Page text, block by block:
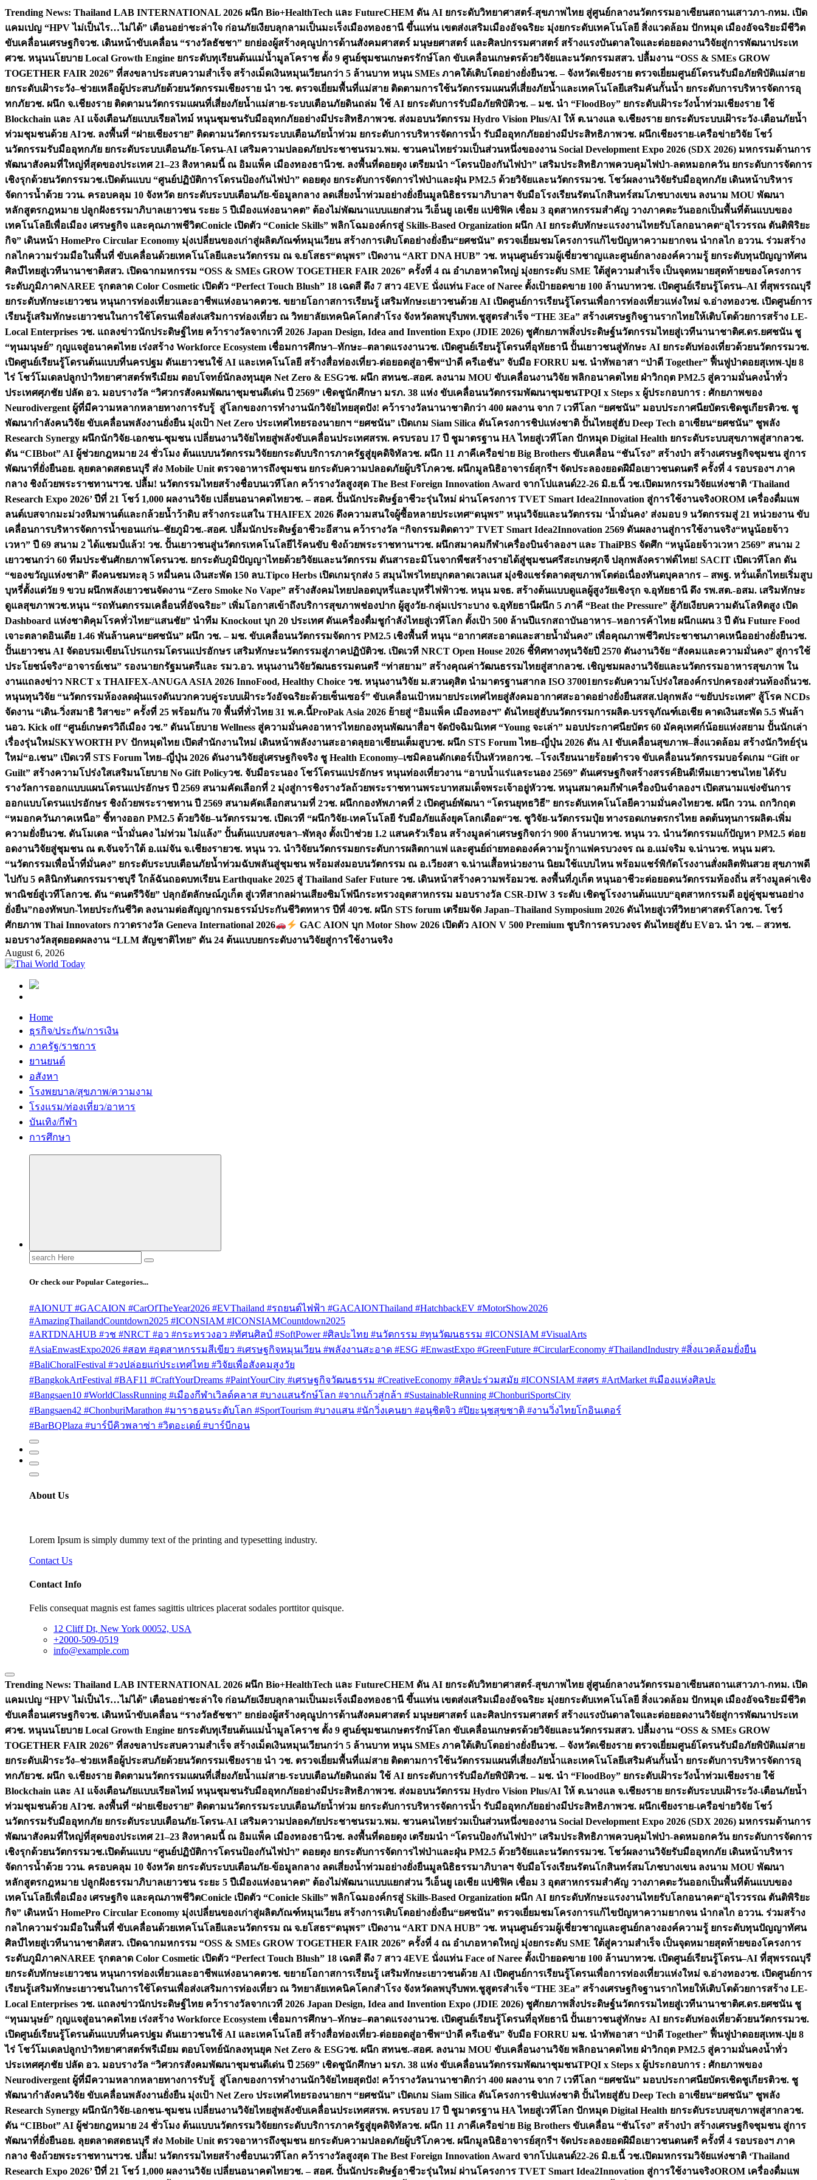
Skip
content
Trending News: Thailand LAB INTERNATIONAL 2026 ผนึก Bio+HealthTech และ FutureCHEM ดัน AI ยกระดับวิทยาศาสตร์-สุขภาพไทย สู่ศูนย์กลางนวัตกรรมอาเซียนสถานเสาวภา-กทม. เปิด
แคมเปญ “HPV ไม่เป็นไร…ไม่ได้” เตือนอย่าชะล่าใจ ก่อนภัยเงียบลุกลามเป็นมะเร็งเมืองทองธานี ขึ้นแท่น เขตส่งเสริมเมืองอัจฉริยะ มุ่งยกระดับเทคโนโลยี สิ่งแวดล้อม ปักหมุด เมืองอัจฉริยะมีชีวิต
ขับเคลื่อนเศรษฐกิจวช. เดินหน้าขับเคลื่อน “รางวัลธัชชา” ยกย่องผู้สร้างคุณูปการด้านสังคมศาสตร์ มนุษยศาสตร์ และศิลปกรรมศาสตร์ สร้างแรงบันดาลใจและต่อยอดงานวิจัยสู่การพัฒนาประเท
ศวช. หนุนนโยบาย Local Growth Engine ยกระดับทุเรียนต้นแม่น้ำมูลโคราช ตั้ง 9 ศูนย์ชุมชนเกษตรรักษ์โลก ขับเคลื่อนเกษตรด้วยวิจัยและนวัตกรรมสสว. ปลื้มงาน “OSS & SMEs GROW
TOGETHER FAIR 2026” ที่สงขลาประสบความสำเร็จ สร้างเม็ดเงินหมุนเวียนกว่า 5 ล้านบาท หนุน SMEs ภาคใต้เติบโตอย่างยั่งยืนวช. – จังหวัดเชียงราย ตรวจเยี่ยมศูนย์โดรนรับมือภัยพิบัติแม่สาย
ยกระดับเฝ้าระวัง–ช่วยเหลือผู้ประสบภัยด้วยนวัตกรรมเชียงราย นำ วช. ตรวจเยี่ยมพื้นที่แม่สาย ติดตามการใช้นวัตกรรมแผนที่เสี่ยงภัยน้ำและเทคโนโลยีเสริมคันกั้นน้ำ ยกระดับการบริหารจัดการอุ
ทกภัยวช. ผนึก จ.เชียงราย ติดตามนวัตกรรมแผนที่เสี่ยงภัยน้ำแม่สาย-ระบบเตือนภัยดินถล่ม ใช้ AI ยกระดับการรับมือภัยพิบัติวช. – มช. นำ “FloodBoy” ยกระดับเฝ้าระวังน้ำท่วมเชียงราย ใช้
Blockchain และ AI แจ้งเตือนภัยแบบเรียลไทม์ หนุนชุมชนรับมืออุทกภัยอย่างมีประสิทธิภาพวช. ส่งมอบนวัตกรรม Hydro Vision Plus/AI ให้ ต.นางแล จ.เชียงราย ยกระดับระบบเฝ้าระวัง-เตือนภัยน้ำ
ท่วมชุมชนด้วย AIวช. ลงพื้นที่ “ฝายเชียงราย” ติดตามนวัตกรรมระบบเตือนภัยน้ำท่วม ยกระดับการบริหารจัดการน้ำ รับมืออุทกภัยอย่างมีประสิทธิภาพวช. ผนึกเชียงราย-เครือข่ายวิจัย โชว์
นวัตกรรมรับมืออุทกภัย ยกระดับระบบเตือนภัย-โดรน-AI เสริมความปลอดภัยประชาชนรมว.พม. ชวนคนไทยร่วมเป็นส่วนหนึ่งของงาน Social Development Expo 2026 (SDX 2026) มหกรรมด้านการ
พัฒนาสังคมที่ใหญ่ที่สุดของประเทศ 21–23 สิงหาคมนี้ ณ อิมแพ็ค เมืองทองธานีวช. ลงพื้นที่ดอยตุง เตรียมนำ “โดรนป้องกันไฟป่า” เสริมประสิทธิภาพควบคุมไฟป่า-ลดหมอกควัน ยกระดับการจัดการ
เชิงรุกด้วยนวัตกรรมวช.เปิดต้นแบบ “ศูนย์ปฏิบัติการโดรนป้องกันไฟป่า” ดอยตุง ยกระดับการจัดการไฟป่าและฝุ่น PM2.5 ด้วยวิจัยและนวัตกรรมวช. โชว์ผลงานวิจัยรับมืออุทกภัย เดินหน้าบริหาร
จัดการน้ำด้วย ววน. ครอบคลุม 10 จังหวัด ยกระดับระบบเตือนภัย-ข้อมูลกลาง ลดเสี่ยงน้ำท่วมอย่างยั่งยืนมูลนิธิธรรมาภิบาลฯ จับมือโรงเรียนรัตนโกสินทร์สมโภชบางเขน ลงนาม MOU พัฒนา
หลักสูตรกฎหมาย ปลูกฝังธรรมาภิบาลเยาวชน ระยะ 5 ปีเมืองแห่งอนาคต” ต้องไม่พัฒนาแบบแยกส่วน วีเอ็นยู เอเชีย แปซิฟิค เชื่อม 3 อุตสาหกรรมสำคัญ วางภาคตะวันออกเป็นพื้นที่ต้นแบบของ
เทคโนโลยีเพื่อเมือง เศรษฐกิจ และคุณภาพชีวิตConicle เปิดตัว “Conicle Skills” พลิกโฉมองค์กรสู่ Skills-Based Organization ผนึก AI ยกระดับทักษะแรงงานไทยรับโลกอนาคต“อุไรวรรณ ตันติพิริยะ
กิจ” เดินหน้า HomePro Circular Economy มุ่งเปลี่ยนของเก่าสู่ผลิตภัณฑ์หมุนเวียน สร้างการเติบโตอย่างยั่งยืน“ยศชนัน” ตรวจเยี่ยมชมโครงการแก้ไขปัญหาความยากจน นำกลไก อววน. ร่วมสร้าง
กลไกความร่วมมือในพื้นที่ ขับเคลื่อนด้วยเทคโนโลยีและนวัตกรรม ณ จ.ยโสธร“ดนุพร” เปิดงาน “ART DNA HUB” วช. หนุนศูนย์รวมผู้เชี่ยวชาญและศูนย์กลางองค์ความรู้ ยกระดับทุนปัญญาทัศน
ศิลป์ไทยสู่เวทีนานาชาติสสว. เปิดฉากมหกรรม “OSS & SMEs GROW TOGETHER FAIR 2026” ครั้งที่ 4 ณ อำเภอหาดใหญ่ มุ่งยกระดับ SME ใต้สู่ความสำเร็จ เป็นจุดหมายสุดท้ายของโครงการ
ระดับภูมิภาคNAREE รุกตลาด Color Cosmetic เปิดตัว “Perfect Touch Blush” 18 เฉดสี ดึง 7 สาว 4EVE นั่งแท่น Face of Naree ตั้งเป้ายอดขาย 100 ล้านบาทวช. เปิดศูนย์เรียนรู้โดรน–AI ที่สุพรรณบุรี
ยกระดับทักษะเยาวชน หนุนการท่องเที่ยวและอาชีพแห่งอนาคตวช. ขยายโอกาสการเรียนรู้ เสริมทักษะเยาวชนด้วย AI เปิดศูนย์การเรียนรู้โดรนเพื่อการท่องเที่ยวแห่งใหม่ จ.อ่างทองวช. เปิดศูนย์การ
เรียนรู้เสริมทักษะเยาวชนในการใช้โดรนเพื่อส่งเสริมการท่องเที่ยว ณ วิทยาลัยเทคนิคโคกสำโรง จังหวัดลพบุรีบพท.ชูสูตรสำเร็จ “THE 3Ea” สร้างเศรษฐกิจฐานรากไทยให้เติบโตด้วยการสร้าง LE-
Local Enterprises วช. แถลงข่าวนักประดิษฐ์ไทย คว้ารางวัลจากเวที 2026 Japan Design, Idea and Invention Expo (JDIE 2026) ชูศักยภาพสิ่งประดิษฐ์นวัตกรรมไทยสู่เวทีนานาชาติศ.ดร.ยศชนัน ชู
“ทุนมนุษย์” กุญแจสู่อนาคตไทย เร่งสร้าง Workforce Ecosystem เชื่อมการศึกษา–ทักษะ–ตลาดแรงงานวช. เปิดศูนย์เรียนรู้โดรนที่อุทัยธานี ปั้นเยาวชนสู่ทักษะ AI ยกระดับท่องเที่ยวด้วยนวัตกรรมวช.
เปิดศูนย์เรียนรู้โดรนต้นแบบที่นครปฐม ดันเยาวชนใช้ AI และเทคโนโลยี สร้างสื่อท่องเที่ยว-ต่อยอดสู่อาชีพ“ป่าดี ครีเอชัน” จับมือ FORRU มช. นำทัพอาสา “ป่าดี Together” ฟื้นฟูป่าดอยสุเทพ-ปุย 8
ไร่ โชว์โมเดลปลูกป่าวิทยาศาสตร์พรีเมียม ตอบโจทย์นักลงทุนยุค Net Zero & ESGวช. ผนึก สทนช.-สอศ. ลงนาม MOU ขับเคลื่อนงานวิจัย พลิกอนาคตไทย ฝ่าวิกฤต PM2.5 สู่ความมั่นคงน้ำทั่ว
ประเทศศุภชัย ปลัด อว. มอบรางวัล “วิศวกรสังคมพัฒนาชุมชนดีเด่น ปี 2569” เชิดชูนักศึกษา มรภ. 38 แห่ง ขับเคลื่อนนวัตกรรมพัฒนาชุมชนTPQI x Steps x ผู้ประกอบการ : ศักยภาพของ
Neurodivergent ผู้ที่มีความหลากหลายทางการรับรู้ สู่โลกของการทำงานนักวิจัยไทยสุดปัง! คว้ารางวัลนานาชาติกว่า 400 ผลงาน จาก 7 เวทีโลก “ยศชนัน” มอบประกาศนียบัตรเชิดชูเกียรติวช. ชู
พัฒนากำลังคนวิจัย ขับเคลื่อนพลังงานยั่งยืน มุ่งเป้า Net Zero ประเทศไทยรองนายกฯ “ยศชนัน” เปิดเกม Siam Silica ดันโครงการชิปแห่งชาติ ปั้นไทยสู่ฮับ Deep Tech อาเซียน“ยศชนัน” ชูพลัง
Research Synergy ผนึกนักวิจัย-เอกชน-ชุมชน เปลี่ยนงานวิจัยไทยสู่พลังขับเคลื่อนประเทศสรพ. ครบรอบ 17 ปี ชูมาตรฐาน HA ไทยสู่เวทีโลก ปักหมุด Digital Health ยกระดับระบบสุขภาพสู่สากลวช.
ดัน “CIBbot” AI ผู้ช่วยกฎหมาย 24 ชั่วโมง ต้นแบบนวัตกรรมวิจัยยกระดับบริการภาครัฐสู่ยุคดิจิทัลวช. ผนึก 11 ภาคีเครือข่าย Big Brothers ขับเคลื่อน “ชันโรง” สร้างป่า สร้างเศรษฐกิจชุมชน สู่การ
พัฒนาที่ยั่งยืนอย. ลุยตลาดสดธนบุรี ส่ง Mobile Unit ตรวจอาหารถึงชุมชน ยกระดับความปลอดภัยผู้บริโภควช. ผนึกมูลนิธิอาจารย์สุกรีฯ จัดประลองยอดฝีมือเยาวชนดนตรี ครั้งที่ 4 รอบรองฯ ภาค
กลาง ชิงถ้วยพระราชทานฯวช. ปลื้ม! นวัตกรรมไทยสร้างชื่อบนเวทีโลก คว้ารางวัลสูงสุด The Best Foreign Innovation Award จากโปแลนด์22-26 มิ.ย.นี้ วช.เปิดมหกรรมวิจัยแห่งชาติ ‘Thailand
Research Expo 2026’ ปีที่ 21 โชว์ 1,000 ผลงานวิจัย เปลี่ยนอนาคตไทยวช. – สอศ. ปั้นนักประดิษฐ์อาชีวะรุ่นใหม่ ผ่านโครงการ TVET Smart Idea2Innovation สู่การใช้งานจริงOROM เครื่องดื่มแพ
ลนต์เบสจากมะม่วงหิมพานต์และกล้วยน้ำว้าดิบ สร้างกระแสใน THAIFEX 2026 ดึงความสนใจผู้ซื้อหลายประเทศ“ดนุพร” หนุนวิจัยและนวัตกรรม ‘น้ำมั่นคง’ ส่งมอบ 9 นวัตกรรมสู่ 21 หน่วยงาน ขับ
เคลื่อนการบริหารจัดการน้ำขอนแก่น–ชัยภูมิวช.-สอศ. ปลื้มนักประดิษฐ์อาชีวะอีสาน คว้ารางวัล “กิจกรรมติดดาว” TVET Smart Idea2Innovation 2569 ดันผลงานสู่การใช้งานจริง“หนูน้อยจ้าว
เวหา” ปี 69 สนาม 2 ได้แชมป์แล้ว! วช. ปั้นเยาวชนสู่นวัตกรเทคโนโลยีไร้คนขับ ชิงถ้วยพระราชทานฯวช. ผนึกสมาคมกีฬาเครื่องบินจำลองฯ และ ThaiPBS จัดศึก “หนูน้อยจ้าวเวหา 2569” สนาม 2
เยาวชนกว่า 60 ทีมประชันศักยภาพโดรนวช. ยกระดับภูมิปัญญาไทยด้วยวิจัยและนวัตกรรม ดันสารอะมิโนจากพืชสร้างรายได้สู่ชุมชนศรีสะเกษศุภจี ปลุกพลังคราฟต์ไทย! SACIT เปิดเวทีโลก ดัน
“ของขวัญแห่งชาติ” ดึงคนชมทะลุ 5 หมื่นคน เงินสะพัด 150 ลบ.Tipco Herbs เปิดเกมรุกส่ง 5 สมุนไพรไทยบุกตลาดเวลเนส มุ่งชิงแชร์ตลาดสุขภาพโตต่อเนื่องทันตบุคลากร – สพฐ. หวั่นเด็กไทยเริ่มสูบ
บุหรี่ตั้งแต่วัย 9 ขวบ ผนึกพลังเยาวชนจัดงาน “Zero Smoke No Vape” สร้างสังคมไทยปลอดบุหรี่และบุหรี่ไฟฟ้าวช. หนุน มจธ. สร้างต้นแบบดูแลผู้สูงวัยเชิงรุก จ.อุทัยธานี ดึง รพ.สต.-อสม. เสริมทักษะ
ดูแลสุขภาพวช.หนุน “รถทันตกรรมเคลื่อนที่อัจฉริยะ” เพิ่มโอกาสเข้าถึงบริการสุขภาพช่องปาก ผู้สูงวัย-กลุ่มเปราะบาง จ.อุทัยธานีผนึก 5 ภาคี “Beat the Pressure” สู้ภัยเงียบความดันโลหิตสูง เปิด
Dashboard แห่งชาติคุมโรคทั่วไทย“แสนชัย” นำทีม Knockout บุก 20 ประเทศ ดันเครื่องดื่มชูกำลังไทยสู่เวทีโลก ตั้งเป้า 500 ล้านปีแรกสถาบันอาหาร–หอการค้าไทย ผนึกแผน 3 ปี ดัน Future Food
เจาะตลาดอินเดีย 1.46 พันล้านคน“ยศชนัน” ผนึก วช. – มช. ขับเคลื่อนนวัตกรรมจัดการ PM2.5 เชิงพื้นที่ หนุน “อากาศสะอาดและสายน้ำมั่นคง” เพื่อคุณภาพชีวิตประชาชนภาคเหนืออย่างยั่งยืนวช.
ปั้นเยาวชน AI จัดอบรมเขียนโปรแกรมโดรนแปรอักษร เสริมทักษะนวัตกรรมสู่ภาคปฏิบัติวช. เปิดเวที NRCT Open House 2026 ชี้ทิศทางทุนวิจัยปี 2570 ดันงานวิจัย “สังคมและความมั่นคง” สู่การใช้
ประโยชน์จริง“อาจารย์เชน” รองนายกรัฐมนตรีและ รมว.อว. หนุนงานวิจัยวัฒนธรรมดนตรี “ท่าสยาม” สร้างคุณค่าวัฒนธรรมไทยสู่สากลวช. เชิญชมผลงานวิจัยและนวัตกรรมอาหารสุขภาพ ใน
งานแถลงข่าว NRCT x THAIFEX-ANUGA ASIA 2026 InnoFood, Healthy Choice วช. หนุนงานวิจัย ม.สวนดุสิต นำมาตรฐานสากล ISO 37001ยกระดับความโปร่งใสองค์กรปกครองส่วนท้องถิ่นวช.
หนุนทุนวิจัย “นวัตกรรมห้องลดฝุ่นแรงดันบวกควบคู่ระบบเฝ้าระวังอัจฉริยะด้วยเซ็นเซอร์” ขับเคลื่อนเป้าหมายประเทศไทยสู่สังคมอากาศสะอาดอย่างยั่งยืนสสส.ปลุกพลัง “ขยับประเทศ” สู้โรค NCDs
จัดงาน “เดิน-วิ่งสมาธิ วิสาขะ” ครั้งที่ 25 พร้อมกัน 70 พื้นที่ทั่วไทย 31 พ.ค.นี้ProPak Asia 2026 ย้ายสู่ “อิมแพ็ค เมืองทองฯ” ดันไทยสู่ฮับนวัตกรรมการผลิต-บรรจุภัณฑ์เอเชีย คาดเงินสะพัด 5.5 พันล้า
นอว. Kick off “ศูนย์เกษตรวิถีเมือง วช.” ดันนโยบาย Wellness สู่ความมั่นคงอาหารไทยกองทุนพัฒนาสื่อฯ จัดปัจฉิมนิเทศ “Young จะเล่า” มอบประกาศนียบัตร 60 มัคคุเทศก์น้อยแห่งสยาม ปั้นนักเล่า
เรื่องรุ่นใหม่SKYWORTH PV ปักหมุดไทย เปิดสำนักงานใหม่ เดินหน้าพลังงานสะอาดลุยอาเซียนเต็มสูบวช. ผนึก STS Forum ไทย–ญี่ปุ่น 2026 ดัน AI ขับเคลื่อนสุขภาพ–สิ่งแวดล้อม สร้างนักวิทย์รุ่น
ใหม่“อ.เชน” เปิดเวที STS Forum ไทย–ญี่ปุ่น 2026 ดันงานวิจัยสู่เศรษฐกิจจริง ชู Health Economy–เซมิคอนดักเตอร์เป็นหัวหอกวช. –โรงเรียนนายร้อยตำรวจ ขับเคลื่อนนวัตกรรมบอร์ดเกม “Gift or
Guilt” สร้างความโปร่งใสเสริมนโยบาย No Gift Policyวช. จับมือระนอง โชว์โดรนแปรอักษร หนุนท่องเที่ยวงาน “อาบน้ำแร่แลระนอง 2569” ดันเศรษฐกิจสร้างสรรค์ยินดี!ทีมเยาวชนไทย ได้รับ
รางวัลการออกแบบแผนโดรนแปรอักษร ปี 2569 สนามคัดเลือกที่ 2 มุ่งสู่การชิงรางวัลถ้วยพระราชทานพระบาทสมเด็จพระเจ้าอยู่หัววช. หนุนสมาคมกีฬาเครื่องบินจำลองฯ เปิดสนามแข่งขันการ
ออกแบบโดรนแปรอักษร ชิงถ้วยพระราชทาน ปี 2569 สนามคัดเลือกสนามที่ 2วช. ผนึกกองทัพภาคที่ 2 เปิดศูนย์พัฒนา “โดรนยุทธวิธี” ยกระดับเทคโนโลยีความมั่นคงไทยวช. ผนึก ววน. ถกวิกฤต
“หมอกควันภาคเหนือ” ชี้ทางออก PM2.5 ด้วยวิจัย–นวัตกรรมวช. เปิดเวที “ผนึกวิจัย-เทคโนโลยี รับมือภัยแล้งยุคโลกเดือด“วช. ชูวิจัย-นวัตกรรมปุ๋ย ทางรอดเกษตรกรไทย ลดต้นทุนการผลิต-เพิ่ม
ความยั่งยืนวช. ดันโมเดล “น้ำมั่นคง ไม่ท่วม ไม่แล้ง” ปั้นต้นแบบสงขลา–พัทลุง ตั้งเป้าช่วย 1.2 แสนครัวเรือน สร้างมูลค่าเศรษฐกิจกว่า 900 ล้านบาทวช. หนุน วว. นำนวัตกรรมแก้ปัญหา PM2.5 ต่อย
อดงานวิจัยสู่ชุมชน ณ ต.จันจว้าใต้ อ.แม่จัน จ.เชียงรายวช. หนุน วว. นำวิจัยนวัตกรรมยกระดับการผลิตกาแฟ และศูนย์ถ่ายทอดองค์ความรู้กาแฟครบวงจร ณ อ.แม่จริม จ.น่านวช. หนุน มศว.
“นวัตกรรมเพื่อน้ำที่มั่นคง” ยกระดับระบบเตือนภัยน้ำท่วมฉับพลันสู่ชุมชน พร้อมส่งมอบนวัตกรรม ณ อ.เวียงสา จ.น่านเสื้อหน่วยงาน นิยมใช้แบบไหน พร้อมแชร์พิกัดโรงงานสั่งผลิตฟันสวย สุขภาพดี
ไปกับ 5 คลินิกทันตกรรมราชบุรี ใกล้ฉันถอดบทเรียน Earthquake 2025 สู่ Thailand Safer Future วช. เดินหน้าสร้างความพร้อมวช. ลงพื้นที่ภูเก็ต หนุนอาชีวะต่อยอดนวัตกรรมท้องถิ่น สร้างมูลค่าเชิง
พาณิชย์สู่เวทีโลกวช. ดัน “ดนตรีวิจัย” ปลุกอัตลักษณ์ภูเก็ต สู่เวทีสากลผ่านเสียงซิมโฟนีกระทรวงอุตสาหกรรม มอบรางวัล CSR-DIW 3 ระดับ เชิดชูโรงงานต้นแบบ“อุตสาหกรรมดี อยู่คู่ชุมชนอย่าง
ยั่งยืน”กองทัพบก-ไทยประกันชีวิต ลงนามต่อสัญญากรมธรรม์ประกันชีวิตทหาร ปีที่ 40วช. ผนึก STS forum เตรียมจัด Japan–Thailand Symposium 2026 ดันไทยสู่เวทีวิทยาศาสตร์โลกวช. โชว์
ศักยภาพ Thai Innovators กวาดรางวัล Geneva International 2026
GAC AION บุก Motor Show 2026 เปิดตัว AION V 500 Premium ชูบริการครบวงจร ดันไทยสู่ฮับ EVอว. นำ วช. – สวทช.
มอบรางวัลสุดยอดผลงาน “LLM สัญชาติไทย” ดัน 24 ต้นแบบยกระดับงานวิจัยสู่การใช้งานจริง
August 6, 2026
Home
ธุรกิจ/ประกัน/การเงิน
ภาครัฐ/ราชการ
ยานยนต์
อสังหา
โรงพยบาล/สุขภาพ/ความงาม
โรงแรม/ท่องเที่ยว/อาหาร
บันเทิง/กีฬา
การศึกษา
Search
for:
Or check our Popular Categories...
#AIONUT #GACAION #CarOfTheYear2026 #EVThailand #รถยนต์ไฟฟ้า #GACAIONThailand #HatchbackEV #MotorShow2026
#AmazingThailandCountdown2025 #ICONSIAM #ICONSIAMCountdown2025
#ARTDNAHUB #วช #NRCT #อว #กระทรวงอว #ทัศนศิลป์ #SoftPower #ศิลปะไทย #นวัตกรรม #ทุนวัฒนธรรม #ICONSIAM #VisualArts
#AsiaEnwastExpo2026 #สอท #อุตสาหกรรมสีเขียว #เศรษฐกิจหมุนเวียน #พลังงานสะอาด #ESG #EnwastExpo #GreenFuture #CircularEconomy #ThailandIndustry #สิ่งแวดล้อมยั่งยืน
#BaliChoralFestival #วงปล่อยแก่ประเทศไทย #วิจัยเพื่อสังคมสูงวัย
#BangkokArtFestival #BAF11 #CraftYourDreams #PaintYourCity #เศรษฐกิจวัฒนธรรม #CreativeEconomy #ศิลปะร่วมสมัย #ICONSIAM #สศร #ArtMarket #เมืองแห่งศิลปะ
#Bangsaen10 #WorldClassRunning #เมืองกีฬาเวิลด์คลาส #บางแสนรักษ์โลก #จากแก้วสู่กล้า #SustainableRunning #ChonburiSportsCity
#Bangsaen42 #ChonburiMarathon #มาราธอนระดับโลก #SportTourism #บางแสน #นักวิ่งเคนยา #อนุชิตจิว #ปิยะนุชสุขชาติ #งานวิ่งไทยโกอินเตอร์
#BarBQPlaza #บาร์บีคิวพลาซ่า #วิตอะเดย์ #บาร์บีกอน
About Us
Lorem Ipsum is simply dummy text of the printing and typesetting industry.
Contact Us
Contact Info
Felis consequat magnis est fames sagittis ultrices placerat sodales porttitor quisque.
12 Cliff Dt, New York 00052, USA
+2000-509-0519
info@example.com
Trending News: Thailand LAB INTERNATIONAL 2026 ผนึก Bio+HealthTech และ FutureCHEM ดัน AI ยกระดับวิทยาศาสตร์-สุขภาพไทย สู่ศูนย์กลางนวัตกรรมอาเซียนสถานเสาวภา-กทม. เปิด
แคมเปญ “HPV ไม่เป็นไร…ไม่ได้” เตือนอย่าชะล่าใจ ก่อนภัยเงียบลุกลามเป็นมะเร็งเมืองทองธานี ขึ้นแท่น เขตส่งเสริมเมืองอัจฉริยะ มุ่งยกระดับเทคโนโลยี สิ่งแวดล้อม ปักหมุด เมืองอัจฉริยะมีชีวิต
ขับเคลื่อนเศรษฐกิจวช. เดินหน้าขับเคลื่อน “รางวัลธัชชา” ยกย่องผู้สร้างคุณูปการด้านสังคมศาสตร์ มนุษยศาสตร์ และศิลปกรรมศาสตร์ สร้างแรงบันดาลใจและต่อยอดงานวิจัยสู่การพัฒนาประเท
ศวช. หนุนนโยบาย Local Growth Engine ยกระดับทุเรียนต้นแม่น้ำมูลโคราช ตั้ง 9 ศูนย์ชุมชนเกษตรรักษ์โลก ขับเคลื่อนเกษตรด้วยวิจัยและนวัตกรรมสสว. ปลื้มงาน “OSS & SMEs GROW
TOGETHER FAIR 2026” ที่สงขลาประสบความสำเร็จ สร้างเม็ดเงินหมุนเวียนกว่า 5 ล้านบาท หนุน SMEs ภาคใต้เติบโตอย่างยั่งยืนวช. – จังหวัดเชียงราย ตรวจเยี่ยมศูนย์โดรนรับมือภัยพิบัติแม่สาย
ยกระดับเฝ้าระวัง–ช่วยเหลือผู้ประสบภัยด้วยนวัตกรรมเชียงราย นำ วช. ตรวจเยี่ยมพื้นที่แม่สาย ติดตามการใช้นวัตกรรมแผนที่เสี่ยงภัยน้ำและเทคโนโลยีเสริมคันกั้นน้ำ ยกระดับการบริหารจัดการอุ
ทกภัยวช. ผนึก จ.เชียงราย ติดตามนวัตกรรมแผนที่เสี่ยงภัยน้ำแม่สาย-ระบบเตือนภัยดินถล่ม ใช้ AI ยกระดับการรับมือภัยพิบัติวช. – มช. นำ “FloodBoy” ยกระดับเฝ้าระวังน้ำท่วมเชียงราย ใช้
Blockchain และ AI แจ้งเตือนภัยแบบเรียลไทม์ หนุนชุมชนรับมืออุทกภัยอย่างมีประสิทธิภาพวช. ส่งมอบนวัตกรรม Hydro Vision Plus/AI ให้ ต.นางแล จ.เชียงราย ยกระดับระบบเฝ้าระวัง-เตือนภัยน้ำ
ท่วมชุมชนด้วย AIวช. ลงพื้นที่ “ฝายเชียงราย” ติดตามนวัตกรรมระบบเตือนภัยน้ำท่วม ยกระดับการบริหารจัดการน้ำ รับมืออุทกภัยอย่างมีประสิทธิภาพวช. ผนึกเชียงราย-เครือข่ายวิจัย โชว์
นวัตกรรมรับมืออุทกภัย ยกระดับระบบเตือนภัย-โดรน-AI เสริมความปลอดภัยประชาชนรมว.พม. ชวนคนไทยร่วมเป็นส่วนหนึ่งของงาน Social Development Expo 2026 (SDX 2026) มหกรรมด้านการ
พัฒนาสังคมที่ใหญ่ที่สุดของประเทศ 21–23 สิงหาคมนี้ ณ อิมแพ็ค เมืองทองธานีวช. ลงพื้นที่ดอยตุง เตรียมนำ “โดรนป้องกันไฟป่า” เสริมประสิทธิภาพควบคุมไฟป่า-ลดหมอกควัน ยกระดับการจัดการ
เชิงรุกด้วยนวัตกรรมวช.เปิดต้นแบบ “ศูนย์ปฏิบัติการโดรนป้องกันไฟป่า” ดอยตุง ยกระดับการจัดการไฟป่าและฝุ่น PM2.5 ด้วยวิจัยและนวัตกรรมวช. โชว์ผลงานวิจัยรับมืออุทกภัย เดินหน้าบริหาร
จัดการน้ำด้วย ววน. ครอบคลุม 10 จังหวัด ยกระดับระบบเตือนภัย-ข้อมูลกลาง ลดเสี่ยงน้ำท่วมอย่างยั่งยืนมูลนิธิธรรมาภิบาลฯ จับมือโรงเรียนรัตนโกสินทร์สมโภชบางเขน ลงนาม MOU พัฒนา
หลักสูตรกฎหมาย ปลูกฝังธรรมาภิบาลเยาวชน ระยะ 5 ปีเมืองแห่งอนาคต” ต้องไม่พัฒนาแบบแยกส่วน วีเอ็นยู เอเชีย แปซิฟิค เชื่อม 3 อุตสาหกรรมสำคัญ วางภาคตะวันออกเป็นพื้นที่ต้นแบบของ
เทคโนโลยีเพื่อเมือง เศรษฐกิจ และคุณภาพชีวิตConicle เปิดตัว “Conicle Skills” พลิกโฉมองค์กรสู่ Skills-Based Organization ผนึก AI ยกระดับทักษะแรงงานไทยรับโลกอนาคต“อุไรวรรณ ตันติพิริยะ
กิจ” เดินหน้า HomePro Circular Economy มุ่งเปลี่ยนของเก่าสู่ผลิตภัณฑ์หมุนเวียน สร้างการเติบโตอย่างยั่งยืน“ยศชนัน” ตรวจเยี่ยมชมโครงการแก้ไขปัญหาความยากจน นำกลไก อววน. ร่วมสร้าง
กลไกความร่วมมือในพื้นที่ ขับเคลื่อนด้วยเทคโนโลยีและนวัตกรรม ณ จ.ยโสธร“ดนุพร” เปิดงาน “ART DNA HUB” วช. หนุนศูนย์รวมผู้เชี่ยวชาญและศูนย์กลางองค์ความรู้ ยกระดับทุนปัญญาทัศน
ศิลป์ไทยสู่เวทีนานาชาติสสว. เปิดฉากมหกรรม “OSS & SMEs GROW TOGETHER FAIR 2026” ครั้งที่ 4 ณ อำเภอหาดใหญ่ มุ่งยกระดับ SME ใต้สู่ความสำเร็จ เป็นจุดหมายสุดท้ายของโครงการ
ระดับภูมิภาคNAREE รุกตลาด Color Cosmetic เปิดตัว “Perfect Touch Blush” 18 เฉดสี ดึง 7 สาว 4EVE นั่งแท่น Face of Naree ตั้งเป้ายอดขาย 100 ล้านบาทวช. เปิดศูนย์เรียนรู้โดรน–AI ที่สุพรรณบุรี
ยกระดับทักษะเยาวชน หนุนการท่องเที่ยวและอาชีพแห่งอนาคตวช. ขยายโอกาสการเรียนรู้ เสริมทักษะเยาวชนด้วย AI เปิดศูนย์การเรียนรู้โดรนเพื่อการท่องเที่ยวแห่งใหม่ จ.อ่างทองวช. เปิดศูนย์การ
เรียนรู้เสริมทักษะเยาวชนในการใช้โดรนเพื่อส่งเสริมการท่องเที่ยว ณ วิทยาลัยเทคนิคโคกสำโรง จังหวัดลพบุรีบพท.ชูสูตรสำเร็จ “THE 3Ea” สร้างเศรษฐกิจฐานรากไทยให้เติบโตด้วยการสร้าง LE-
Local Enterprises วช. แถลงข่าวนักประดิษฐ์ไทย คว้ารางวัลจากเวที 2026 Japan Design, Idea and Invention Expo (JDIE 2026) ชูศักยภาพสิ่งประดิษฐ์นวัตกรรมไทยสู่เวทีนานาชาติศ.ดร.ยศชนัน ชู
“ทุนมนุษย์” กุญแจสู่อนาคตไทย เร่งสร้าง Workforce Ecosystem เชื่อมการศึกษา–ทักษะ–ตลาดแรงงานวช. เปิดศูนย์เรียนรู้โดรนที่อุทัยธานี ปั้นเยาวชนสู่ทักษะ AI ยกระดับท่องเที่ยวด้วยนวัตกรรมวช.
เปิดศูนย์เรียนรู้โดรนต้นแบบที่นครปฐม ดันเยาวชนใช้ AI และเทคโนโลยี สร้างสื่อท่องเที่ยว-ต่อยอดสู่อาชีพ“ป่าดี ครีเอชัน” จับมือ FORRU มช. นำทัพอาสา “ป่าดี Together” ฟื้นฟูป่าดอยสุเทพ-ปุย 8
ไร่ โชว์โมเดลปลูกป่าวิทยาศาสตร์พรีเมียม ตอบโจทย์นักลงทุนยุค Net Zero & ESGวช. ผนึก สทนช.-สอศ. ลงนาม MOU ขับเคลื่อนงานวิจัย พลิกอนาคตไทย ฝ่าวิกฤต PM2.5 สู่ความมั่นคงน้ำทั่ว
ประเทศศุภชัย ปลัด อว. มอบรางวัล “วิศวกรสังคมพัฒนาชุมชนดีเด่น ปี 2569” เชิดชูนักศึกษา มรภ. 38 แห่ง ขับเคลื่อนนวัตกรรมพัฒนาชุมชนTPQI x Steps x ผู้ประกอบการ : ศักยภาพของ
Neurodivergent ผู้ที่มีความหลากหลายทางการรับรู้ สู่โลกของการทำงานนักวิจัยไทยสุดปัง! คว้ารางวัลนานาชาติกว่า 400 ผลงาน จาก 7 เวทีโลก “ยศชนัน” มอบประกาศนียบัตรเชิดชูเกียรติวช. ชู
พัฒนากำลังคนวิจัย ขับเคลื่อนพลังงานยั่งยืน มุ่งเป้า Net Zero ประเทศไทยรองนายกฯ “ยศชนัน” เปิดเกม Siam Silica ดันโครงการชิปแห่งชาติ ปั้นไทยสู่ฮับ Deep Tech อาเซียน“ยศชนัน” ชูพลัง
Research Synergy ผนึกนักวิจัย-เอกชน-ชุมชน เปลี่ยนงานวิจัยไทยสู่พลังขับเคลื่อนประเทศสรพ. ครบรอบ 17 ปี ชูมาตรฐาน HA ไทยสู่เวทีโลก ปักหมุด Digital Health ยกระดับระบบสุขภาพสู่สากลวช.
ดัน “CIBbot” AI ผู้ช่วยกฎหมาย 24 ชั่วโมง ต้นแบบนวัตกรรมวิจัยยกระดับบริการภาครัฐสู่ยุคดิจิทัลวช. ผนึก 11 ภาคีเครือข่าย Big Brothers ขับเคลื่อน “ชันโรง” สร้างป่า สร้างเศรษฐกิจชุมชน สู่การ
พัฒนาที่ยั่งยืนอย. ลุยตลาดสดธนบุรี ส่ง Mobile Unit ตรวจอาหารถึงชุมชน ยกระดับความปลอดภัยผู้บริโภควช. ผนึกมูลนิธิอาจารย์สุกรีฯ จัดประลองยอดฝีมือเยาวชนดนตรี ครั้งที่ 4 รอบรองฯ ภาค
กลาง ชิงถ้วยพระราชทานฯวช. ปลื้ม! นวัตกรรมไทยสร้างชื่อบนเวทีโลก คว้ารางวัลสูงสุด The Best Foreign Innovation Award จากโปแลนด์22-26 มิ.ย.นี้ วช.เปิดมหกรรมวิจัยแห่งชาติ ‘Thailand
Research Expo 2026’ ปีที่ 21 โชว์ 1,000 ผลงานวิจัย เปลี่ยนอนาคตไทยวช. – สอศ. ปั้นนักประดิษฐ์อาชีวะรุ่นใหม่ ผ่านโครงการ TVET Smart Idea2Innovation สู่การใช้งานจริงOROM เครื่องดื่มแพ